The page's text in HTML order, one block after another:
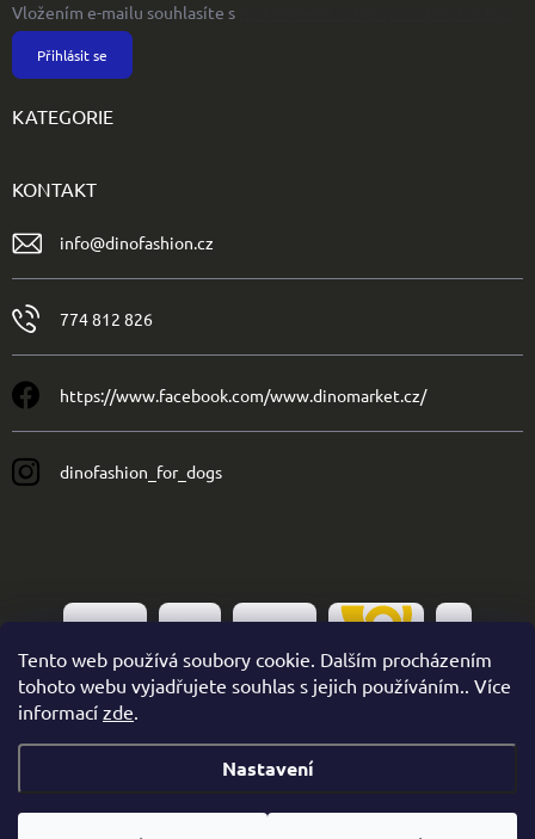
Tento web používá soubory cookie. Dalším procházením
tohoto webu vyjadřujete souhlas s jejich používáním.. Více
informací zde.
Nastavení
Vložením e-mailu souhlasíte s
Přihlásit se
KATEGORIE
KONTAKT
info@dinofashion.cz
774 812 826
https://www.facebook.com/www.dinomarket.cz/
dinofashion_for_dogs